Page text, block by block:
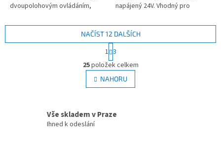
dvoupolohovým ovládáním,
regulaci průtoku vody a směsi
napájený 24V. Vhodný pro
horké vody a směsi s
etylenglykolem.
O
v
l
á
c
NAČÍST 12 DALŠÍCH
t
r
á
n
k
á
1 3
25položek celkem
NAHORU
Vše skladem v Praze
Ihned k odeslání